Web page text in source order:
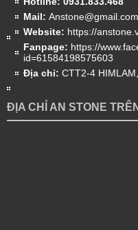
Mail: Anstone@gmail.com
Website: https://
Fanpage: https://
id=61584198575603
Địa chỉ: CTT2-4
ĐỊA CHỈ AN STONE